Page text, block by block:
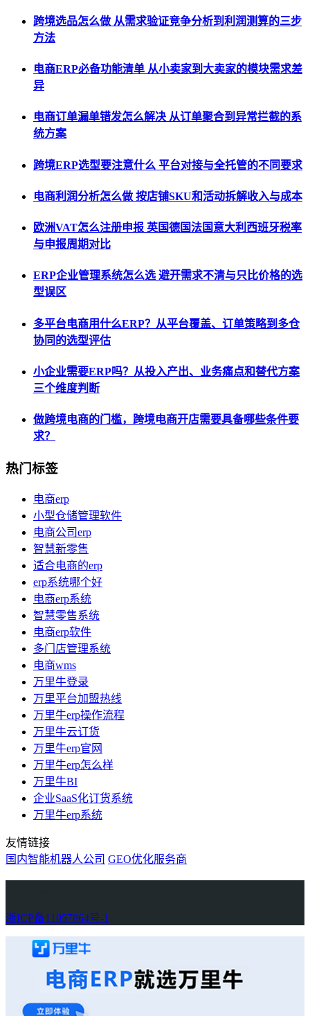
跨境选品怎么做 从需求验证竞争分析到利润测算的三步
方法
电商ERP必备功能清单 从小卖家到大卖家的模块需求差
异
电商订单漏单错发怎么解决 从订单聚合到异常拦截的系
统方案
跨境ERP选型要注意什么 平台对接与全托管的不同要求
电商利润分析怎么做 按店铺SKU和活动拆解收入与成本
欧洲VAT怎么注册申报 英国德国法国意大利西班牙税率
与申报周期对比
ERP企业管理系统怎么选 避开需求不清与只比价格的选
型误区
多平台电商用什么ERP？从平台覆盖、订单策略到多仓
协同的选型评估
小企业需要ERP吗？从投入产出、业务痛点和替代方案
三个维度判断
做跨境电商的门槛，跨境电商开店需要具备哪些条件要
求？
热门标签
电商erp
小型仓储管理软件
电商公司erp
智慧新零售
适合电商的erp
erp系统哪个好
电商erp系统
智慧零售系统
电商erp软件
多门店管理系统
电商wms
万里牛登录
万里平台加盟热线
万里牛erp操作流程
万里牛云订货
万里牛erp官网
万里牛erp怎么样
万里牛BI
企业SaaS化订货系统
万里牛erp系统
友情链接
国内智能机器人公司 GEO优化服务商
浙ICP备11057864号-1